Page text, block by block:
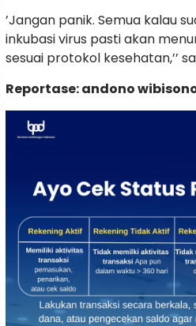
’Jangan panik. Semua kalau
inkubasi virus pasti akan
sesuai protokol kesehatan,’’
Reportase: andono